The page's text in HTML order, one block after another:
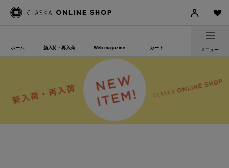
ホーム 新入荷・再入荷 Web magazine カート メニュー